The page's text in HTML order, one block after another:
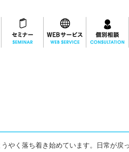
やく落ち着き始めています。日常が戻